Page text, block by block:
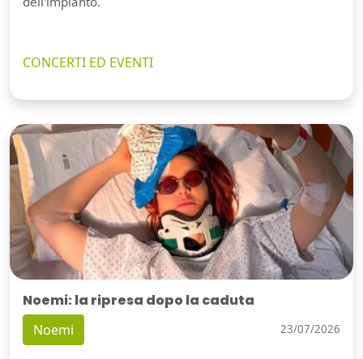
CONCERTI ED EVENTI
Noemi: la ripresa dopo la caduta
Noemi 23/07/2026